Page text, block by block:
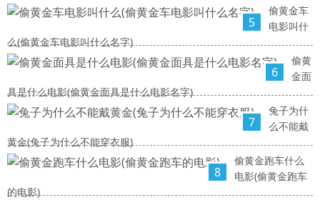
5
偷黄金车
电影叫什
么(偷黄金车电影叫什么名字)
6
偷黄
金面
具是什么电影(偷黄金面具是什么电影名字)
7
兔子为什
么不能戴
黄金(兔子为什么不能穿衣服)
8
偷黄金跑车什么
电影(偷黄金跑车
的电影)